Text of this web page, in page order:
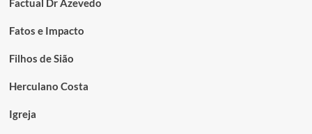
Factual Dr Azevedo
Fatos e Impacto
Filhos de Sião
Herculano Costa
Igreja